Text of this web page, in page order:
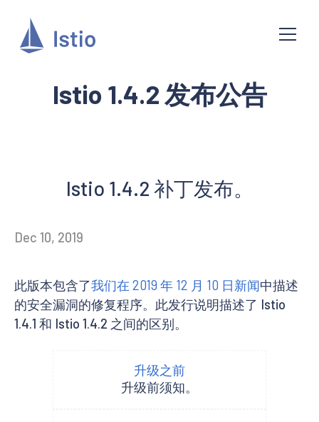
Istio 1.4.2 发布公告
Istio 1.4.2 补丁发布。
Dec 10, 2019
此版本包含了我们在 2019 年 12 月 10 日新闻中描述
的安全漏洞的修复程序。此发行说明描述了 Istio
1.4.1 和 Istio 1.4.2 之间的区别。
升级之前
升级前须知。